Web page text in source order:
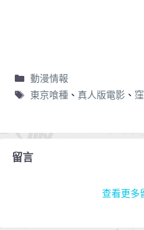
動漫情報
東京喰種 、 真人版電影 、
留言
查看更多